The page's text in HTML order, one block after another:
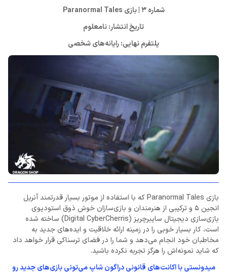
شماره 3 | بازی Paranormal Tales
تاریخ انتشار: نامعلوم
پلتفرم نهایی: رایانه‌های شخصی
بازی Paranormal Tales که با استفاده از موتور بسیار قدرتمند آنریل
انجین 5 و ترکیبی از هنرمندان و بازی‌سازان خوش ذوق استودیوی
بازی‌سازی دیجیتال سایبرچریز (Digital CyberCherris) ساخته شده
است، کار بسیار خوبی را در زمینه ارائه خلاقیت و ایده‌های جدید به
مخاطبان خود انجام می‌دهد و شما را در فضای ترسناکی قرار خواهد داد
که شاید نمونه‌اش را هرگز تجربه نکرده باشید.
میدونستی با اکانت‌های قانونی دراگون شاپ می‌تونی بازی‌های جدید رو